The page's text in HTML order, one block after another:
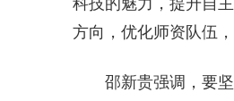
科技的魅力，提升自
方向，优化师资队伍
邵新贵强调，要